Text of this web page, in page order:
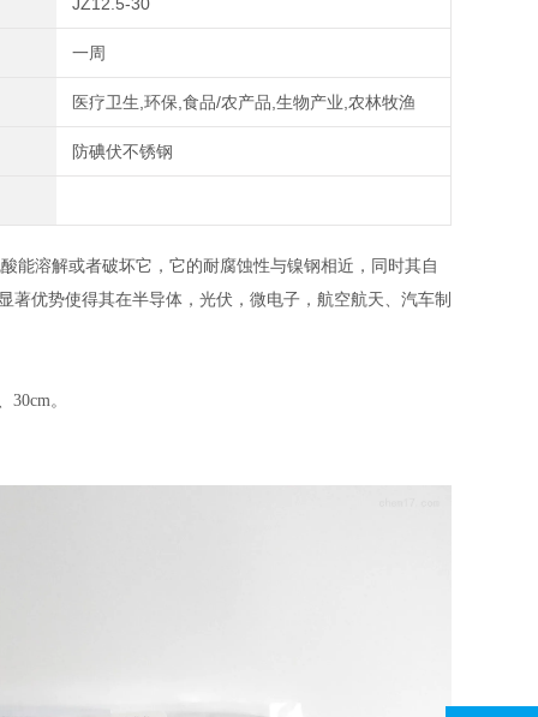
一周
医疗卫生,环保,食品/农产品,生物产业,农林牧渔
防碘伏不锈钢
能溶解或者破坏它，它的耐腐蚀性与镍钢相近，同时其自
优势使得其在半导体，光伏，微电子，航空航天、汽车制
30cm。